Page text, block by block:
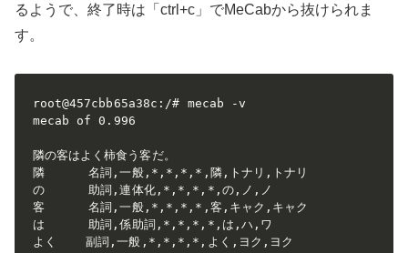
るようで、終了時は「ctrl+c」でMeCabから抜けられま
す。
root@457cbb65a38c:/# mecab -v
mecab of 0.996
隣の客はよく柿食う客だ。
隣      名詞,一般,*,*,*,*,隣,トナリ,トナリ
の      助詞,連体化,*,*,*,*,の,ノ,ノ
客      名詞,一般,*,*,*,*,客,キャク,キャク
は      助詞,係助詞,*,*,*,*,は,ハ,ワ
よく    副詞,一般,*,*,*,*,よく,ヨク,ヨク